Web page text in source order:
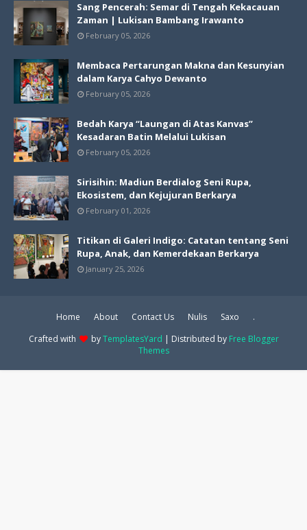
Sang Pencerah: Semar di Tengah Kekacauan
Zaman | Lukisan Bambang Irawanto
February 05, 2026
Membaca Pertarungan Makna dan Kesunyian
dalam Karya Cahyo Dewanto
February 05, 2026
Bedah Karya “Laungan di Atas Kanvas”
Kesadaran Batin Melalui Lukisan
February 05, 2026
Sirisihin: Madiun Berdialog Seni Rupa,
Ekosistem, dan Kejujuran Berkarya
February 01, 2026
Titikan di Galeri Indigo: Catatan tentang Seni
Rupa, Anak, dan Kemerdekaan Berkarya
January 25, 2026
Home About Contact Us Nulis Saxo
.
Crafted with
byTemplatesYard | Distributed by Free Blogger
Themes